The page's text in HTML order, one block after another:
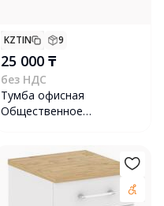
KZTIN 9
25 000 ₸
без НДС
Тумба офисная
Общественное
мобильная, светло-
коричневая